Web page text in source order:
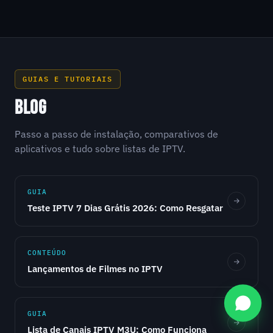
GUIAS E TUTORIAIS
BLOG
Passo a passo de instalação, comparativos de
aplicativos e tudo sobre listas de IPTV.
GUIA
Teste IPTV 7 Dias Grátis 2026: Como Resgatar
CONTEÚDO
Lançamentos de Filmes no IPTV
GUIA
Lista de Canais IPTV M3U: Como Funciona